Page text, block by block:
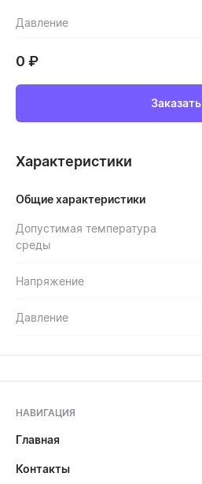
Давление
0 ₽
Заказать
Характеристики
Общие характеристики
Допустимая температура
среды
Напряжение
Давление
НАВИГАЦИЯ
Главная
Контакты